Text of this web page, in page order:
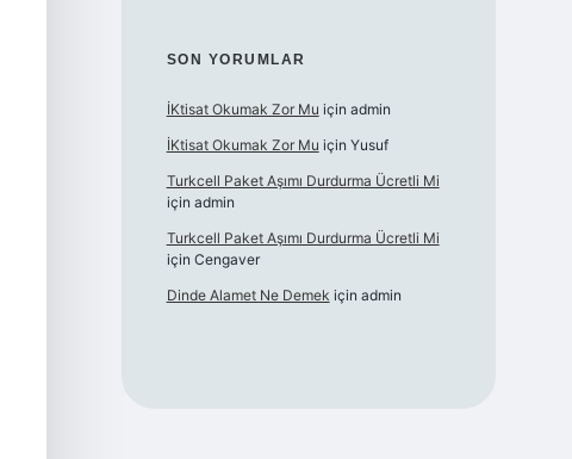
SON YORUMLAR
İKtisat Okumak Zor Mu için admin
İKtisat Okumak Zor Mu için Yusuf
Turkcell Paket Aşımı Durdurma Ücretli Mi
için admin
Turkcell Paket Aşımı Durdurma Ücretli Mi
için Cengaver
Dinde Alamet Ne Demek için admin